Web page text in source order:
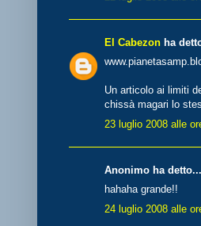
El Cabezon ha
Un articolo ai limiti
chissà magari lo
23 luglio 2008 alle
Anonimo ha detto...
hahaha grande!!
24 luglio 2008 alle